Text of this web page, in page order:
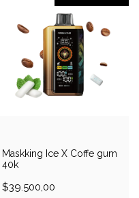
Maskking Ice X Coffe gum
40k
$39.500,00